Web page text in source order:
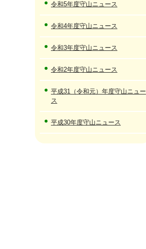
令和5年度守山ニュース
令和4年度守山ニュース
令和3年度守山ニュース
令和2年度守山ニュース
平成31（令和元）年度守山ニュー
ス
平成30年度守山ニュース